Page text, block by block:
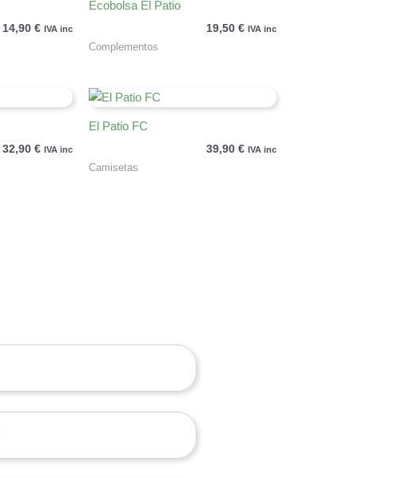
14,90 € IVA inc
Ecobolsa El Patio
19,50 € IVA inc
Complementos
32,90 € IVA inc
El Patio FC
39,90 € IVA inc
Camisetas